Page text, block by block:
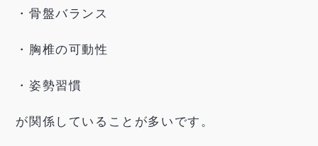
・骨盤バランス
・胸椎の可動性
・姿勢習慣
が関係していることが多いです。